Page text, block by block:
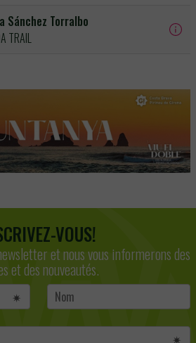
Sánchez Torralbo
TRAIL
VOUS!
et nous vous informerons des
et des nouveautés.